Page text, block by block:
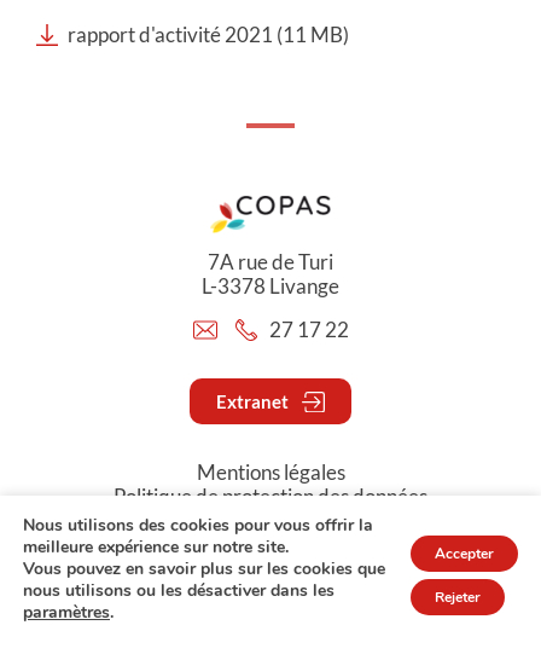
rapport d'activité 2021 (11 MB)
7A rue de Turi
L-3378 Livange
27 17 22
Extranet
Mentions légales
Politique de protection des données
© Copyright 2026 - COPAS
Nous utilisons des cookies pour vous offrir la
meilleure expérience sur notre site.
Vous pouvez en savoir plus sur les cookies que
nous utilisons ou les désactiver dans les
paramètres.
Accepter
Rejeter